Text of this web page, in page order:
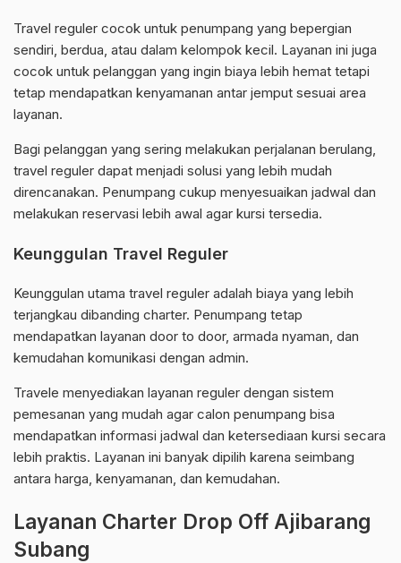
Travel reguler cocok untuk penumpang yang bepergian
sendiri, berdua, atau dalam kelompok kecil. Layanan ini juga
cocok untuk pelanggan yang ingin biaya lebih hemat tetapi
tetap mendapatkan kenyamanan antar jemput sesuai area
layanan.
Bagi pelanggan yang sering melakukan perjalanan berulang,
travel reguler dapat menjadi solusi yang lebih mudah
direncanakan. Penumpang cukup menyesuaikan jadwal dan
melakukan reservasi lebih awal agar kursi tersedia.
Keunggulan Travel Reguler
Keunggulan utama travel reguler adalah biaya yang lebih
terjangkau dibanding charter. Penumpang tetap
mendapatkan layanan door to door, armada nyaman, dan
kemudahan komunikasi dengan admin.
Travele menyediakan layanan reguler dengan sistem
pemesanan yang mudah agar calon penumpang bisa
mendapatkan informasi jadwal dan ketersediaan kursi secara
lebih praktis. Layanan ini banyak dipilih karena seimbang
antara harga, kenyamanan, dan kemudahan.
Layanan Charter Drop Off Ajibarang
Subang